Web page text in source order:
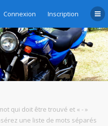
Connexion Inscription
qui doit être trouvé et « - »
une liste de mots séparés